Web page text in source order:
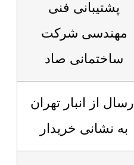
پشتیبانی فنی
مهندسی شرکت
ساختمانی صاد
ارسال از انبار تهران
به نشانی خریدار